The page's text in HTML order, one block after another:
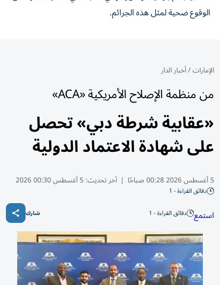
الوقوع ضحية لمثل هذه الجرائم.
الإمارات/أخبار الدار
من منظمة الإصلاح الأمريكية «ACA»
«عقابية شرطة دبي» تحصل
على شهادة الاعتماد الدولية
5 أغسطس 2026 00:28 صباحًا | آخر تحديث:5 أغسطس 00:30 2026
دقائق القراءة - 1
استمع دقائق القراءة - 1 شارك